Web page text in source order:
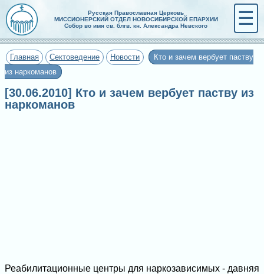
Русская Православная Церковь
МИССИОНЕРСКИЙ ОТДЕЛ НОВОСИБИРСКОЙ ЕПАРХИИ
Собор во имя св. блгв. кн. Александра Невского
☰
Главная Сектоведение Новости
Кто и зачем вербует паству
из наркоманов
[30.06.2010] Кто и зачем вербует паству из
наркоманов
Реабилитационные центры для наркозависимых - давняя